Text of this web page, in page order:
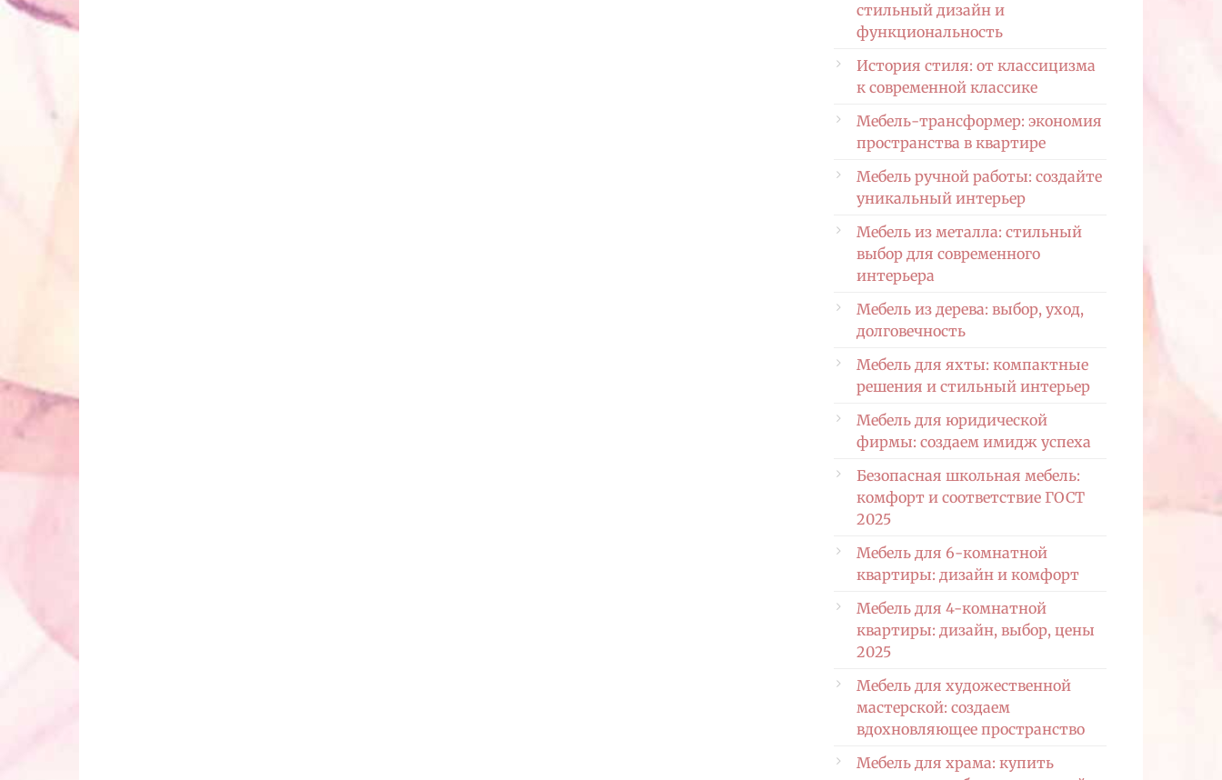
стильный дизайн и
функциональность
История стиля: от классицизма
к современной классике
Мебель-трансформер: экономия
пространства в квартире
Мебель ручной работы: создайте
уникальный интерьер
Мебель из металла: стильный
выбор для современного
интерьера
Мебель из дерева: выбор, уход,
долговечность
Мебель для яхты: компактные
решения и стильный интерьер
Мебель для юридической
фирмы: создаем имидж успеха
Безопасная школьная мебель:
комфорт и соответствие ГОСТ
2025
Мебель для 6-комнатной
квартиры: дизайн и комфорт
Мебель для 4-комнатной
квартиры: дизайн, выбор, цены
2025
Мебель для художественной
мастерской: создаем
вдохновляющее пространство
Мебель для храма: купить